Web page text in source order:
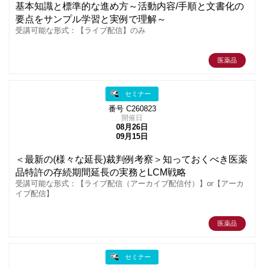
基本知識と標準的な進め方～活動内容/手順と文書化の
要点をサンプル学習と実例で理解～
受講可能な形式：【ライブ配信】のみ
医薬品
セミナー
番号 C260823
開催日
08月26日
09月15日
＜最新の(様々な延長)裁判例考察＞知っておくべき医薬
品特許の存続期間延長の実務とLCM戦略
受講可能な形式：【ライブ配信（アーカイブ配信付）】or【アーカ
イブ配信】
医薬品
セミナー